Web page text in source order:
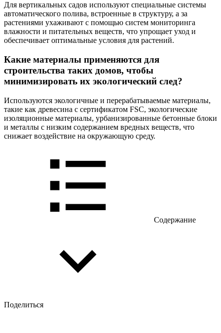
Для вертикальных садов используют специальные системы
автоматического полива, встроенные в структуру, а за
растениями ухаживают с помощью систем мониторинга
влажности и питательных веществ, что упрощает уход и
обеспечивает оптимальные условия для растений.
Какие материалы применяются для
строительства таких домов, чтобы
минимизировать их экологический след?
Используются экологичные и перерабатываемые материалы,
такие как древесина с сертификатом FSC, экологические
изоляционные материалы, урбанизированные бетонные блоки
и металлы с низким содержанием вредных веществ, что
снижает воздействие на окружающую среду.
Содержание
Поделиться